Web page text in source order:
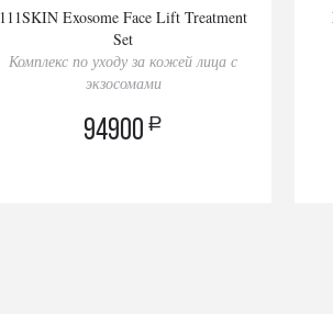
111SKIN Exosome Face Lift Treatment
Set
Комплекс по уходу за кожей лица с
экзосомами
94900 a